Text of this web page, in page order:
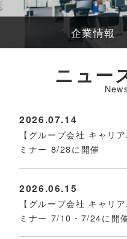
企業情報
ニュー
2026.07.14
【グループ会社 キャリ
ミナー 8/28に開催
2026.06.15
【グループ会社 キャリ
ミナー 7/10・7/24に開